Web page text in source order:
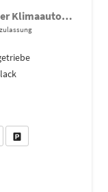
1.0 DIG-T 114PS N-Connecta Teil-Leder Klimaautomatik PDC v+h Rückf.Kamera Bluetooth Touchscreen Apple CarPlay Android Auto 17"LM
Sie an
PDF-Datei, Fahrzeugexposé